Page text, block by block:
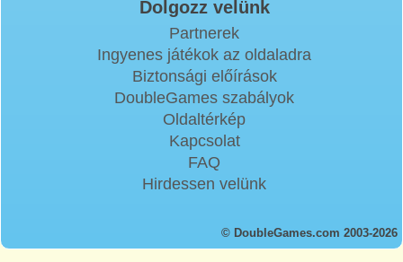
Dolgozz velünk
Partnerek
Ingyenes játékok az oldaladra
Biztonsági előírások
DoubleGames szabályok
Oldaltérkép
Kapcsolat
FAQ
Hirdessen velünk
© DoubleGames.com 2003-2026